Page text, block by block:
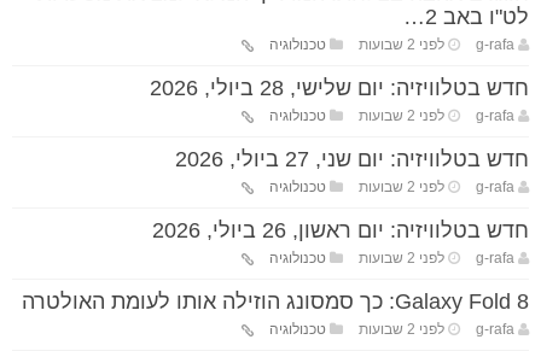
לט"ו באב 2…
g-rafa לפני 2 שבועות טכנולוגיה
חדש בטלוויזיה: יום שלישי, 28 ביולי, 2026
g-rafa לפני 2 שבועות טכנולוגיה
חדש בטלוויזיה: יום שני, 27 ביולי, 2026
g-rafa לפני 2 שבועות טכנולוגיה
חדש בטלוויזיה: יום ראשון, 26 ביולי, 2026
g-rafa לפני 2 שבועות טכנולוגיה
Galaxy Fold 8: כך סמסונג הוזילה אותו לעומת האולטרה
g-rafa לפני 2 שבועות טכנולוגיה